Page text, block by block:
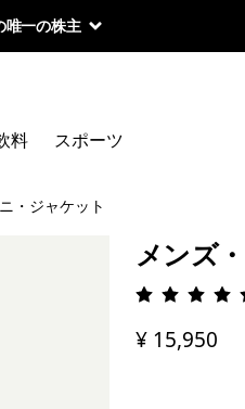
唯一の株主
料 スポーツ
・ジャケット
メンズ
評価:
¥ 15,950